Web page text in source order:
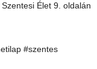
Élet 9. oldalán
#szentes